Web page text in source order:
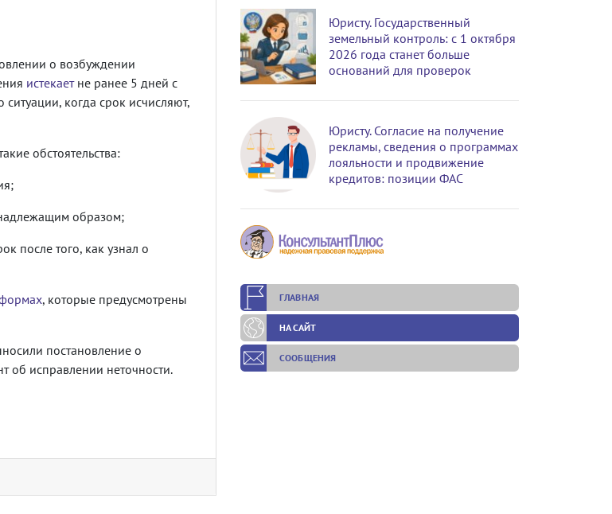
о возбуждении
истекаетне ранее 5 дней с
когда срок исчисляют,
обстоятельства:
образом;
после того, как узнал о
, которые предусмотрены
постановление о
об исправлении неточности.
Юристу. Государственный
земельный контроль: с 1 октября
2026 года станет больше
оснований для проверок
Юристу. Согласие на получение
рекламы, сведения о программах
лояльности и продвижение
кредитов: позиции ФАС
ГЛАВНАЯ
НА САЙТ
СООБЩЕНИЯ